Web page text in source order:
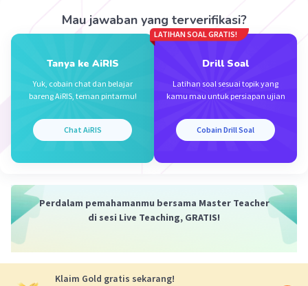
Mau jawaban yang terverifikasi?
Tanya ke AiRIS
Yuk, cobain chat dan belajar
bareng AiRIS, teman pintarmu!
Chat AiRIS
LATIHAN SOAL GRATIS!
Drill Soal
Latihan soal sesuai topik yang
kamu mau untuk persiapan ujian
Cobain Drill Soal
Perdalam pemahamanmu bersama Master Teacher
di sesi Live Teaching, GRATIS!
Klaim Gold gratis sekarang!